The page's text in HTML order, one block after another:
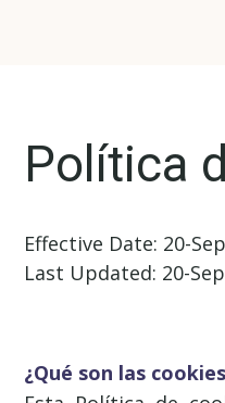
Política
Effective Date: 20-
Last Updated: 20-
¿Qué son las